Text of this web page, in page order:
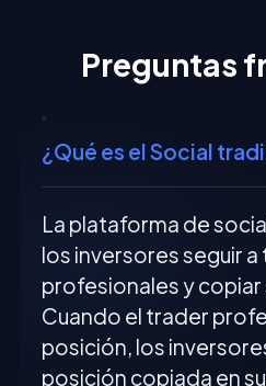
Preguntas
¿Qué es el Social
La plataforma de
los inversores seguir
profesionales y
Cuando el trader
posición, los
posición copiada en